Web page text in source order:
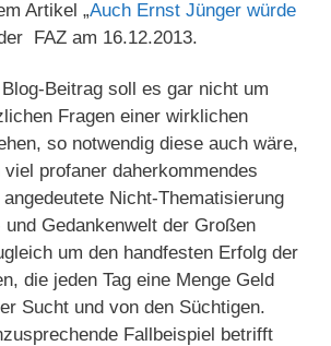
Artikel „Auch Ernst Jünger würde
FAZ am 16.12.2013.
Beitrag soll es gar nicht um
Fragen einer wirklichen
so notwendig diese auch wäre,
profaner daherkommendes
Nicht-Thematisierung
Gedankenwelt der Großen
um den handfesten Erfolg der
die jeden Tag eine Menge Geld
Sucht und von den Süchtigen.
Fallbeispiel betrifft